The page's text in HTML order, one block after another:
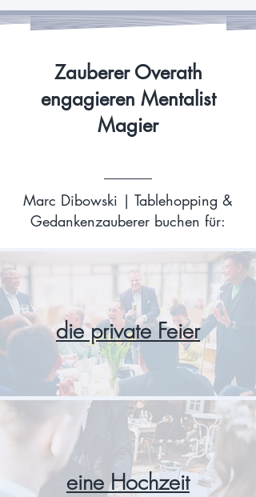
Zauberer Overath
engagieren Mentalist
Magier
Marc Dibowski | Tablehopping &
Gedankenzauberer buchen für:
die private Feier
eine Hochzeit